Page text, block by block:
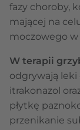
fazy choroby,
mającej na
moczowego
W terapii
odgrywają
itrakonazol
płytkę
przenikanie